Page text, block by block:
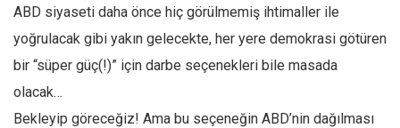
ABD siyaseti daha önce hiç görülmemiş ihtimaller ile
yoğrulacak gibi yakın gelecekte, her yere demokrasi götüren
bir “süper güç(!)” için darbe seçenekleri bile masada
olacak…
Bekleyip göreceğiz! Ama bu seçeneğin ABD’nin dağılması